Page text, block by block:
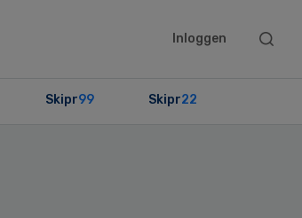
Inloggen
Search
Skipr99 Skipr22